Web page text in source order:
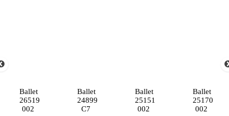
Ballet
26519
002
Ballet
24899
C7
Ballet
25151
002
Ballet
25170
002